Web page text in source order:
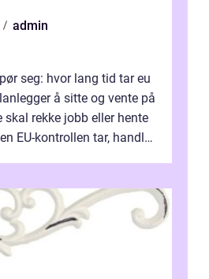
admin
seg: hvor lang tid tar eu
å sitte og vente på
skal rekke jobb eller hente
EU-kontrollen tar, handler